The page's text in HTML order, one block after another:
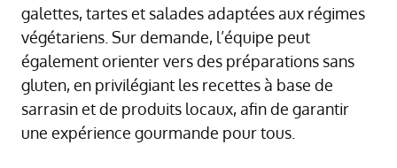
galettes, tartes et salades adaptées aux régimes
végétariens. Sur demande, l’équipe peut
également orienter vers des préparations sans
gluten, en privilégiant les recettes à base de
sarrasin et de produits locaux, afin de garantir
une expérience gourmande pour tous.